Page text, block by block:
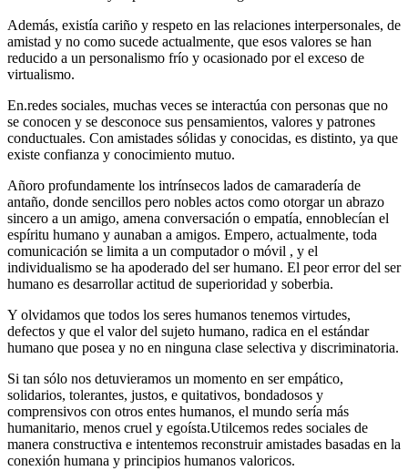
Además, existía cariño y respeto en las relaciones interpersonales, de
amistad y no como sucede actualmente, que esos valores se han
reducido a un personalismo frío y ocasionado por el exceso de
virtualismo.
En.redes sociales, muchas veces se interactúa con personas que no
se conocen y se desconoce sus pensamientos, valores y patrones
conductuales. Con amistades sólidas y conocidas, es distinto, ya que
existe confianza y conocimiento mutuo.
Añoro profundamente los intrínsecos lados de camaradería de
antaño, donde sencillos pero nobles actos como otorgar un abrazo
sincero a un amigo, amena conversación o empatía, ennoblecían el
espíritu humano y aunaban a amigos. Empero, actualmente, toda
comunicación se limita a un computador o móvil , y el
individualismo se ha apoderado del ser humano. El peor error del ser
humano es desarrollar actitud de superioridad y soberbia.
Y olvidamos que todos los seres humanos tenemos virtudes,
defectos y que el valor del sujeto humano, radica en el estándar
humano que posea y no en ninguna clase selectiva y discriminatoria.
Si tan sólo nos detuvieramos un momento en ser empático,
solidarios, tolerantes, justos, e quitativos, bondadosos y
comprensivos con otros entes humanos, el mundo sería más
humanitario, menos cruel y egoísta.Utilcemos redes sociales de
manera constructiva e intentemos reconstruir amistades basadas en la
conexión humana y principios humanos valoricos.